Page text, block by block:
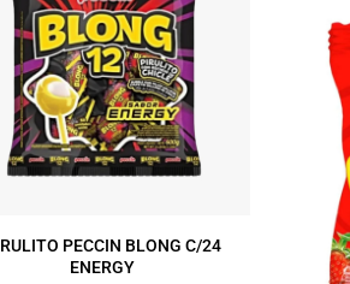
PECCIN BLONG C/24
ENERGY